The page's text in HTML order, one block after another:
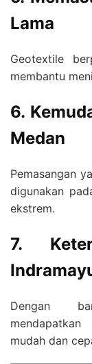
Lama
Geotextile
membantu
6.
Medan
Pemasangan
digunakan
ekstrem.
7.
Dengan
mudah dan